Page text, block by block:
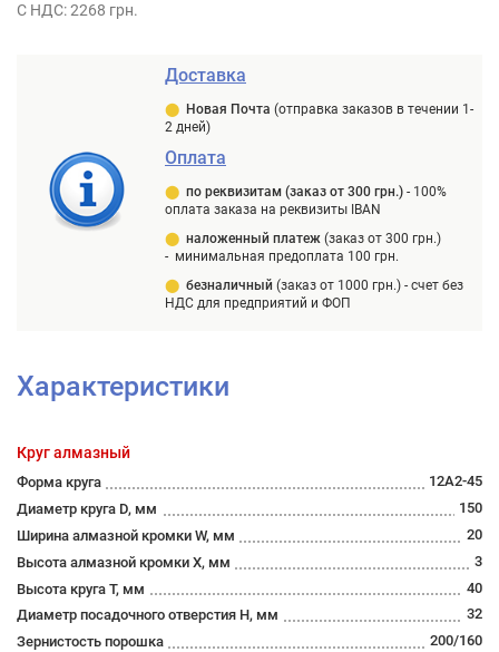
С НДС: 2268 грн.
Доставка
⬤ Новая Почта (отправка заказов в течении 1-
2 дней)
Оплата
⬤ по реквизитам (заказ от 300 грн.) - 100%
оплата заказа на реквизиты IBAN
⬤ наложенный платеж (заказ от 300 грн.)
- минимальная предоплата 100 грн.
⬤ безналичный (заказ от 1000 грн.) - счет без
НДС для предприятий и ФОП
Характеристики
Круг алмазный
Форма круга
12А2-45
Диаметр круга D, мм
150
Ширина алмазной кромки W, мм
20
Высота алмазной кромки Х, мм
3
Высота круга Т, мм
40
Диаметр посадочного отверстия Н, мм
32
Зернистость порошка
200/160